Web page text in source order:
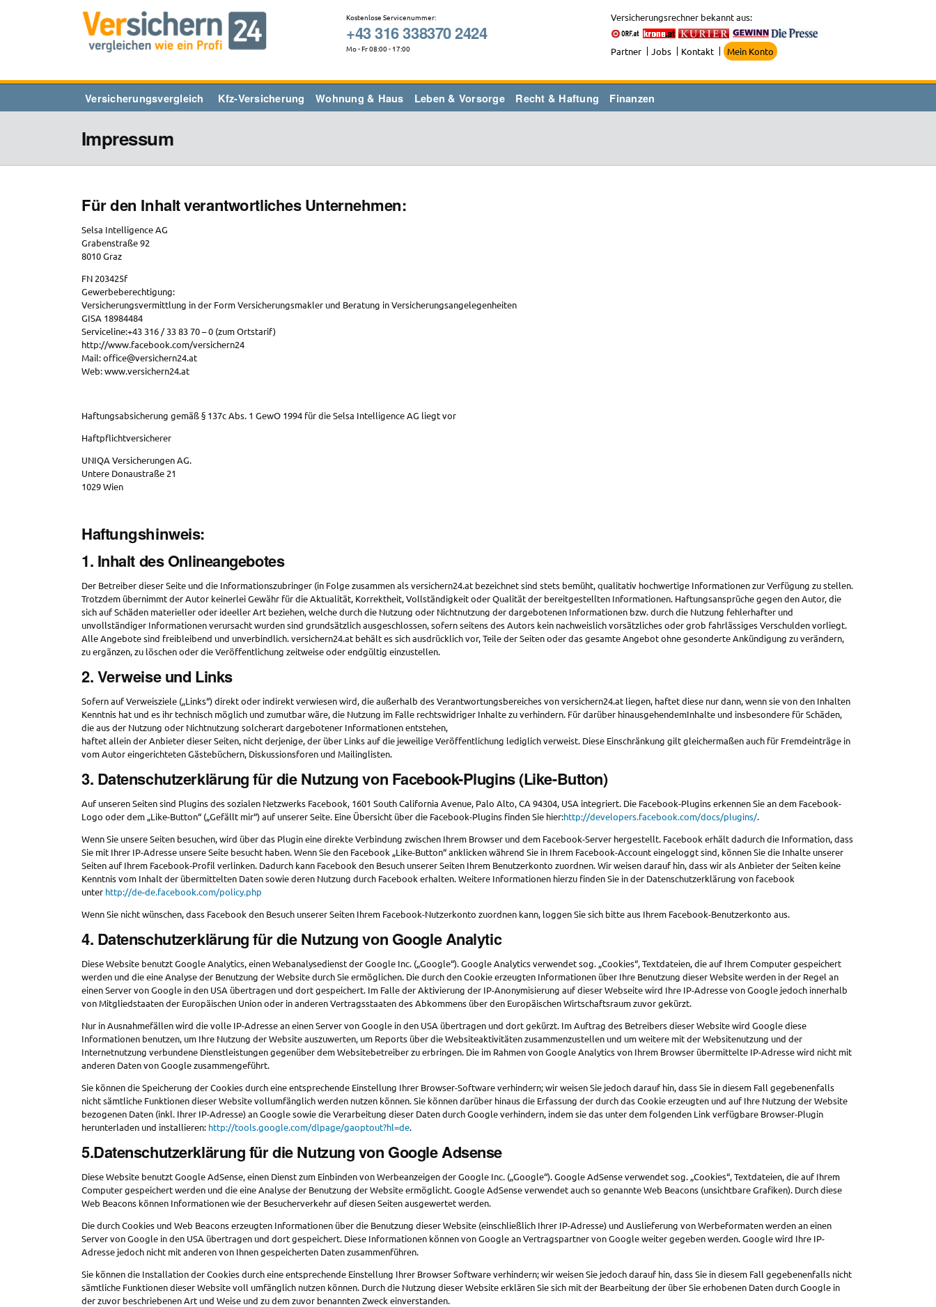
Kostenlose Servicenummer:
+43 316 338370 2424
Mo - Fr 08:00 - 17:00
Versicherungsrechner bekannt aus:
Partner Jobs Kontakt Mein Konto
Versicherungsvergleich Kfz-Versicherung Wohnung & Haus Leben & Vorsorge Recht & Haftung Finanzen
Impressum
Für den Inhalt verantwortliches Unternehmen:
Selsa Intelligence AG
Grabenstraße 92
8010 Graz
FN 203425f
Gewerbeberechtigung:
Versicherungsvermittlung in der Form Versicherungsmakler und Beratung in Versicherungsangelegenheiten
GISA 18984484
Serviceline:+43 316 / 33 83 70 – 0 (zum Ortstarif)
http://www.facebook.com/versichern24
Mail: office@versichern24.at
Web: www.versichern24.at
Haftungsabsicherung gemäß § 137c Abs. 1 GewO 1994 für die Selsa Intelligence AG liegt vor
Haftpflichtversicherer
UNIQA Versicherungen AG.
Untere Donaustraße 21
1029 Wien
Haftungshinweis:
1. Inhalt des Onlineangebotes
Der Betreiber dieser Seite und die Informationszubringer (in Folge zusammen als versichern24.at bezeichnet sind stets bemüht, qualitativ hochwertige Informationen zur Verfügung zu stellen.
Trotzdem übernimmt der Autor keinerlei Gewähr für die Aktualität, Korrektheit, Vollständigkeit oder Qualität der bereitgestellten Informationen. Haftungsansprüche gegen den Autor, die
sich auf Schäden materieller oder ideeller Art beziehen, welche durch die Nutzung oder Nichtnutzung der dargebotenen Informationen bzw. durch die Nutzung fehlerhafter und
unvollständiger Informationen verursacht wurden sind grundsätzlich ausgeschlossen, sofern seitens des Autors kein nachweislich vorsätzliches oder grob fahrlässiges Verschulden vorliegt.
Alle Angebote sind freibleibend und unverbindlich. versichern24.at behält es sich ausdrücklich vor, Teile der Seiten oder das gesamte Angebot ohne gesonderte Ankündigung zu verändern,
zu ergänzen, zu löschen oder die Veröffentlichung zeitweise oder endgültig einzustellen.
2. Verweise und Links
Sofern auf Verweisziele („Links“) direkt oder indirekt verwiesen wird, die außerhalb des Verantwortungsbereiches von versichern24.at liegen, haftet diese nur dann, wenn sie von den Inhalten
Kenntnis hat und es ihr technisch möglich und zumutbar wäre, die Nutzung im Falle rechtswidriger Inhalte zu verhindern. Für darüber hinausgehendemInhalte und insbesondere für Schäden,
die aus der Nutzung oder Nichtnutzung solcherart dargebotener Informationen entstehen,
haftet allein der Anbieter dieser Seiten, nicht derjenige, der über Links auf die jeweilige Veröffentlichung lediglich verweist. Diese Einschränkung gilt gleichermaßen auch für Fremdeinträge in
vom Autor eingerichteten Gästebüchern, Diskussionsforen und Mailinglisten.
3. Datenschutzerklärung für die Nutzung von Facebook-Plugins (Like-Button)
Auf unseren Seiten sind Plugins des sozialen Netzwerks Facebook, 1601 South California Avenue, Palo Alto, CA 94304, USA integriert. Die Facebook-Plugins erkennen Sie an dem Facebook-
Logo oder dem „Like-Button“ („Gefällt mir“) auf unserer Seite. Eine Übersicht über die Facebook-Plugins finden Sie hier:http://developers.facebook.com/docs/plugins/.
Wenn Sie unsere Seiten besuchen, wird über das Plugin eine direkte Verbindung zwischen Ihrem Browser und dem Facebook-Server hergestellt. Facebook erhält dadurch die Information, dass
Sie mit Ihrer IP-Adresse unsere Seite besucht haben. Wenn Sie den Facebook „Like-Button“ anklicken während Sie in Ihrem Facebook-Account eingeloggt sind, können Sie die Inhalte unserer
Seiten auf Ihrem Facebook-Profil verlinken. Dadurch kann Facebook den Besuch unserer Seiten Ihrem Benutzerkonto zuordnen. Wir weisen darauf hin, dass wir als Anbieter der Seiten keine
Kenntnis vom Inhalt der übermittelten Daten sowie deren Nutzung durch Facebook erhalten. Weitere Informationen hierzu finden Sie in der Datenschutzerklärung von facebook
unter http://de-de.facebook.com/policy.php
Wenn Sie nicht wünschen, dass Facebook den Besuch unserer Seiten Ihrem Facebook-Nutzerkonto zuordnen kann, loggen Sie sich bitte aus Ihrem Facebook-Benutzerkonto aus.
4. Datenschutzerklärung für die Nutzung von Google Analytic
Diese Website benutzt Google Analytics, einen Webanalysedienst der Google Inc. („Google“). Google Analytics verwendet sog. „Cookies“, Textdateien, die auf Ihrem Computer gespeichert
werden und die eine Analyse der Benutzung der Website durch Sie ermöglichen. Die durch den Cookie erzeugten Informationen über Ihre Benutzung dieser Website werden in der Regel an
einen Server von Google in den USA übertragen und dort gespeichert. Im Falle der Aktivierung der IP-Anonymisierung auf dieser Webseite wird Ihre IP-Adresse von Google jedoch innerhalb
von Mitgliedstaaten der Europäischen Union oder in anderen Vertragsstaaten des Abkommens über den Europäischen Wirtschaftsraum zuvor gekürzt.
Nur in Ausnahmefällen wird die volle IP-Adresse an einen Server von Google in den USA übertragen und dort gekürzt. Im Auftrag des Betreibers dieser Website wird Google diese
Informationen benutzen, um Ihre Nutzung der Website auszuwerten, um Reports über die Websiteaktivitäten zusammenzustellen und um weitere mit der Websitenutzung und der
Internetnutzung verbundene Dienstleistungen gegenüber dem Websitebetreiber zu erbringen. Die im Rahmen von Google Analytics von Ihrem Browser übermittelte IP-Adresse wird nicht mit
anderen Daten von Google zusammengeführt.
Sie können die Speicherung der Cookies durch eine entsprechende Einstellung Ihrer Browser-Software verhindern; wir weisen Sie jedoch darauf hin, dass Sie in diesem Fall gegebenenfalls
nicht sämtliche Funktionen dieser Website vollumfänglich werden nutzen können. Sie können darüber hinaus die Erfassung der durch das Cookie erzeugten und auf Ihre Nutzung der Website
bezogenen Daten (inkl. Ihrer IP-Adresse) an Google sowie die Verarbeitung dieser Daten durch Google verhindern, indem sie das unter dem folgenden Link verfügbare Browser-Plugin
herunterladen und installieren: http://tools.google.com/dlpage/gaoptout?hl=de.
5.Datenschutzerklärung für die Nutzung von Google Adsense
Diese Website benutzt Google AdSense, einen Dienst zum Einbinden von Werbeanzeigen der Google Inc. („Google“). Google AdSense verwendet sog. „Cookies“, Textdateien, die auf Ihrem
Computer gespeichert werden und die eine Analyse der Benutzung der Website ermöglicht. Google AdSense verwendet auch so genannte Web Beacons (unsichtbare Grafiken). Durch diese
Web Beacons können Informationen wie der Besucherverkehr auf diesen Seiten ausgewertet werden.
Die durch Cookies und Web Beacons erzeugten Informationen über die Benutzung dieser Website (einschließlich Ihrer IP-Adresse) und Auslieferung von Werbeformaten werden an einen
Server von Google in den USA übertragen und dort gespeichert. Diese Informationen können von Google an Vertragspartner von Google weiter gegeben werden. Google wird Ihre IP-
Adresse jedoch nicht mit anderen von Ihnen gespeicherten Daten zusammenführen.
Sie können die Installation der Cookies durch eine entsprechende Einstellung Ihrer Browser Software verhindern; wir weisen Sie jedoch darauf hin, dass Sie in diesem Fall gegebenenfalls nicht
sämtliche Funktionen dieser Website voll umfänglich nutzen können. Durch die Nutzung dieser Website erklären Sie sich mit der Bearbeitung der über Sie erhobenen Daten durch Google in
der zuvor beschriebenen Art und Weise und zu dem zuvor benannten Zweck einverstanden.